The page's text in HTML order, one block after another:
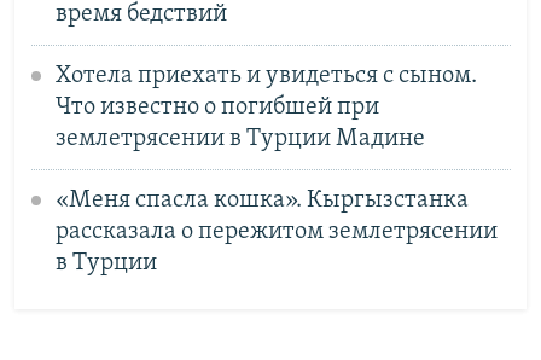
время бедствий
Хотела приехать и увидеться с сыном.
Что известно о погибшей при
землетрясении в Турции Мадине
«Меня спасла кошка». Кыргызстанка
рассказала о пережитом землетрясении
в Турции